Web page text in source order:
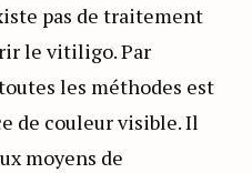
pas de traitement
le vitiligo. Par
les méthodes est
de couleur visible. Il
moyens de